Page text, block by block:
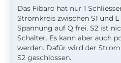
Das Fibaro hat nur 1
Stromkreis zwischen S1 und
Spannung auf Q frei. S2 ist
Schalter. Es kann aber auch
werden. Dafür wird der
S2 geschlossen.